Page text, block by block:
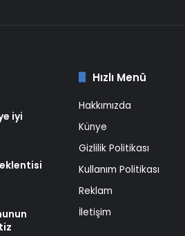
iyi
Hızlı Menü
Hakkımızda
Künye
Gizlilik Politikası
Kullanım Politikası
Reklam
İletişim